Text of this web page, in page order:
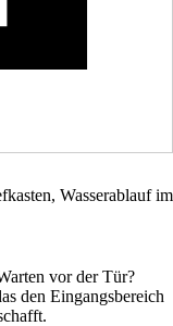
Wasserablauf im
vor der Tür?
den Eingangsbereich